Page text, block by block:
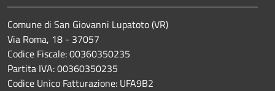
Comune di San Giovanni Lupatoto (VR)
Via Roma, 18 - 37057
Codice Fiscale: 00360350235
Partita IVA: 00360350235
Codice Unico Fatturazione: UFA9B2